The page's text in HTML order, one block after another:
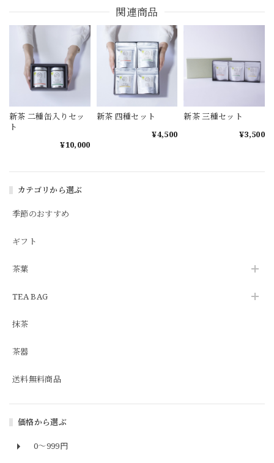
カテゴリから選ぶ
季節のおすすめ
ギフト
茶葉
TEA BAG
抹茶
茶器
送料無料商品
価格から選ぶ
0～999円
関連商品
新茶 二種缶入りセッ
ト
¥10,000
新茶 四種セット
¥4,500
新茶 三種セット
¥3,500